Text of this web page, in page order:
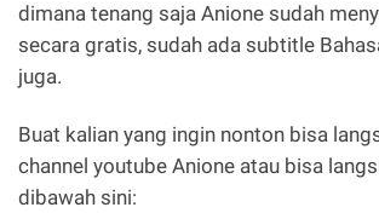
dimana tenang saja Anione sudah
secara gratis, sudah ada subtitle
juga.
Buat kalian yang ingin nonton bisa
channel youtube Anione atau bisa
dibawah sini: